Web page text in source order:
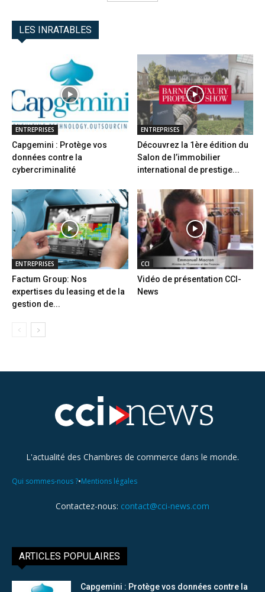
LES INRATABLES
ENTREPRISES
Capgemini : Protège vos
données contre la
cybercriminalité
ENTREPRISES
Découvrez la 1ère édition du
Salon de l’immobilier
international de prestige...
ENTREPRISES
Factum Group: Nos
expertises du leasing et de la
gestion de...
CCI
Vidéo de présentation CCI-
News
L'actualité des Chambres de commerce dans le monde.
Qui sommes-nous ?•Mentions légales
Contactez-nous: contact@cci-news.com
ARTICLES POPULAIRES
Capgemini : Protège vos données contre la